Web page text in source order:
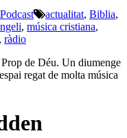
Podcast actualitat, Biblia,
, música cristiana,
, ràdio
de Déu. Un diumenge
regat de molta música